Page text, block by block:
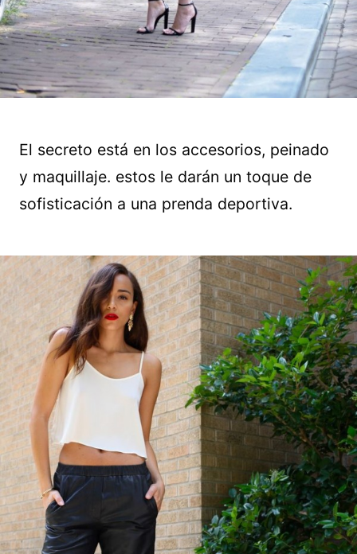
El secreto está en los accesorios, peinado
y maquillaje. estos le darán un toque de
sofisticación a una prenda deportiva.